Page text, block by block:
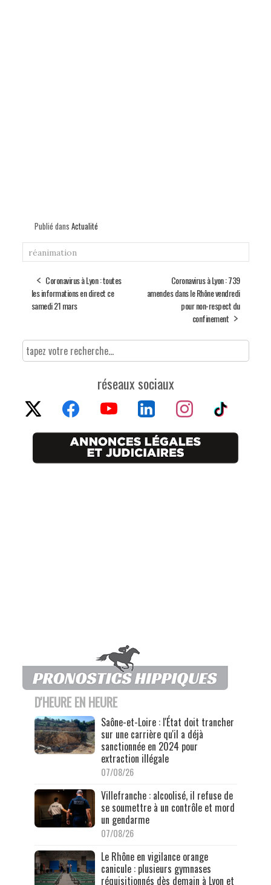
Publié dans Actualité
réanimation
Coronavirus à Lyon : toutes
les informations en direct ce
samedi 21 mars
Coronavirus à Lyon : 739
amendes dans le Rhône vendredi
pour non-respect du
confinement
réseaux sociaux
D'HEURE EN HEURE
Saône-et-Loire : l'État doit trancher
sur une carrière qu'il a déjà
sanctionnée en 2024 pour
extraction illégale
07/08/26
Villefranche : alcoolisé, il refuse de
se soumettre à un contrôle et mord
un gendarme
07/08/26
Le Rhône en vigilance orange
canicule : plusieurs gymnases
réquisitionnés dès demain à Lyon et